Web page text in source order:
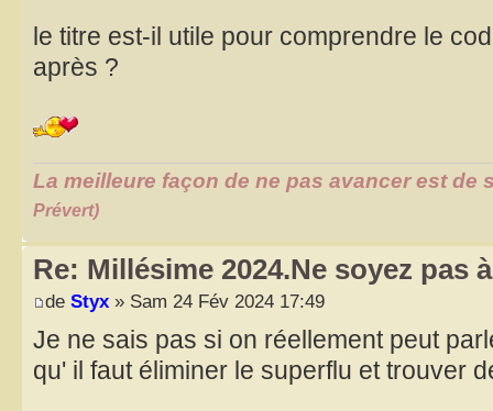
le titre est-il utile pour comprendre le
après ?
La meilleure façon de ne pas avancer est de
Prévert)
Re: Millésime 2024.Ne soyez pas
de Styx » Sam 24 Fév 2024 17:49
Je ne sais pas si on réellement peut
qu' il faut éliminer le superflu et trouver